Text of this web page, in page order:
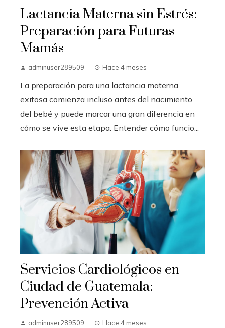
Lactancia Materna sin Estrés:
Preparación para Futuras
Mamás
adminuser289509 Hace 4 meses
La preparación para una lactancia materna
exitosa comienza incluso antes del nacimiento
del bebé y puede marcar una gran diferencia en
cómo se vive esta etapa. Entender cómo funcio...
Servicios Cardiológicos en
Ciudad de Guatemala:
Prevención Activa
adminuser289509 Hace 4 meses